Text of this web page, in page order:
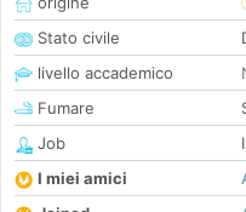
Stato civile
livello accademico
Fumare
Job
I miei amici